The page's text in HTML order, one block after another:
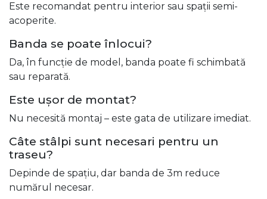
Este recomandat pentru interior sau spații semi-
acoperite.
Banda se poate înlocui?
Da, în funcție de model, banda poate fi schimbată
sau reparată.
Este ușor de montat?
Nu necesită montaj – este gata de utilizare imediat.
Câte stâlpi sunt necesari pentru un
traseu?
Depinde de spațiu, dar banda de 3m reduce
numărul necesar.